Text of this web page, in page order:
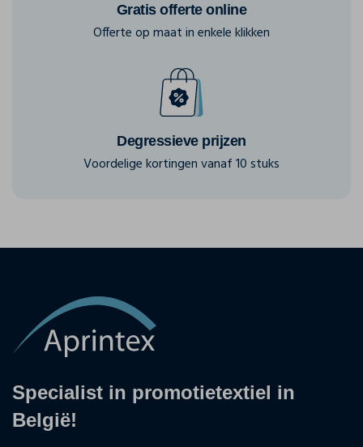
Gratis offerte online
Offerte op maat in enkele klikken
Degressieve prijzen
Voordelige kortingen vanaf 10 stuks
Specialist in promotietextiel in
België!